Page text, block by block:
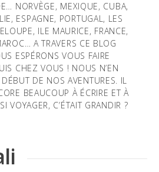
NORVÈGE, MEXIQUE, CUBA,
ESPAGNE, PORTUGAL, LES
ILE MAURICE, FRANCE,
A TRAVERS CE BLOG
ESPÉRONS VOUS FAIRE
CHEZ VOUS ! NOUS N’EN
DE NOS AVENTURES. IL
BEAUCOUP À ÉCRIRE ET À
VOYAGER, C’ÉTAIT GRANDIR ?